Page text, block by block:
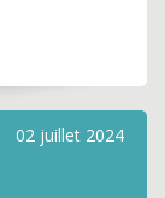
02 juillet 2024